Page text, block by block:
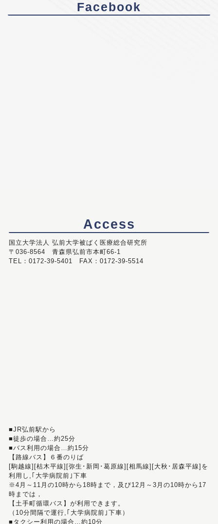
Facebook
Access
国立大学法人 弘前大学被ばく医療総合研究所
〒036-8564 青森県弘前市本町66-1
TEL：0172-39-5401 FAX：0172-39-5514
■JR弘前駅から
■徒歩の場合…約25分
■バス利用の場合…約15分
【路線バス】６番のりば
[駒越線][枯木平線][弥生･新岡･葛原線][相馬線][大秋･居森平線]を
利用し,｢大学病院前｣下車
※4月～11月の10時から18時まで，及び12月～3月の10時から17
時までは，
【土手町循環バス】が利用できます。
（10分間隔で運行,｢大学病院前｣下車）
■タクシー利用の場合…約10分